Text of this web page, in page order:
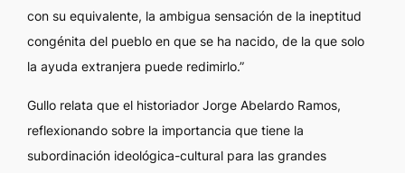
con su equivalente, la ambigua sensación de la ineptitud
congénita del pueblo en que se ha nacido, de la que solo
la ayuda extranjera puede redimirlo.”
Gullo relata que el historiador Jorge Abelardo Ramos,
reflexionando sobre la importancia que tiene la
subordinación ideológica-cultural para las grandes